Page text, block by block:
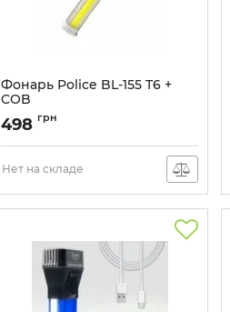
Фонарь Police BL-155 T6 +
COB
Артикул:BL-155
498 грн
Нет на складе